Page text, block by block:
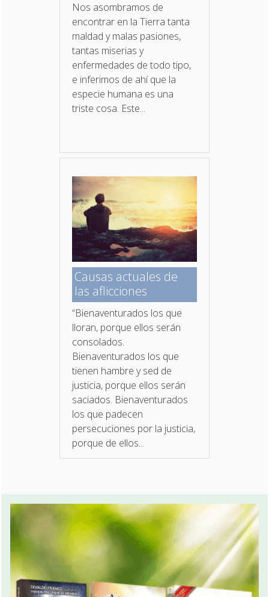
Nos asombramos de
encontrar en la Tierra tanta
maldad y malas pasiones,
tantas miserias y
enfermedades de todo tipo,
e inferimos de ahí que la
especie humana es una
triste cosa. Este...
Causas actuales de
las aflicciones
“Bienaventurados los que
lloran, porque ellos serán
consolados.
Bienaventurados los que
tienen hambre y sed de
justicia, porque ellos serán
saciados. Bienaventurados
los que padecen
persecuciones por la justicia,
porque de ellos...